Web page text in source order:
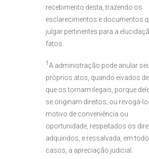
recebimento desta, trazendo os
esclarecimentos e documentos
julgar pertinentes para a
fatos.
1 A administração pode anular
próprios atos, quando eivados
que os tornam ilegais, porque
se originam direitos; ou revogá-
motivo de conveniência ou
oportunidade, respeitados os
adquiridos, e ressalvada, em
casos, a apreciação judicial.